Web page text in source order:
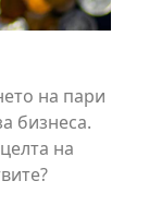
на пари
бизнеса.
на